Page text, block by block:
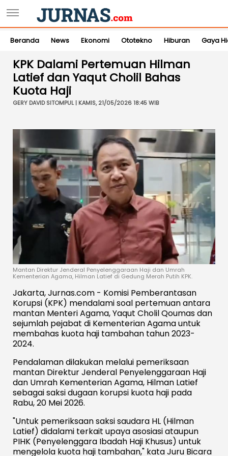
Beranda News Ekonomi Ototekno Hiburan Gaya
KPK Dalami Pertemuan Hilman
Latief dan Yaqut Cholil Bahas
Kuota Haji
GERY DAVID SITOMPUL | KAMIS, 21/05/2026 18:45 WIB
Mantan Direktur Jenderal Penyelenggaraan Haji dan Umrah
Kementerian Agama, Hilman Latief di Gedung Merah Putih KPK.
Jakarta, Jurnas.com - Komisi Pemberantasan
Korupsi (KPK) mendalami soal pertemuan antara
mantan Menteri Agama, Yaqut Cholil Qoumas dan
sejumlah pejabat di Kementerian Agama untuk
membahas kuota haji tambahan tahun 2023-
2024.
Pendalaman dilakukan melalui pemeriksaan
mantan Direktur Jenderal Penyelenggaraan Haji
dan Umrah Kementerian Agama, Hilman Latief
sebagai saksi dugaan korupsi kuota haji pada
Rabu, 20 Mei 2026.
"Untuk pemeriksaan saksi saudara HL (Hilman
Latief) didalami terkait upaya asosiasi ataupun
PIHK (Penyelenggara Ibadah Haji Khusus) untuk
mengelola kuota haji tambahan," kata Juru Bicara